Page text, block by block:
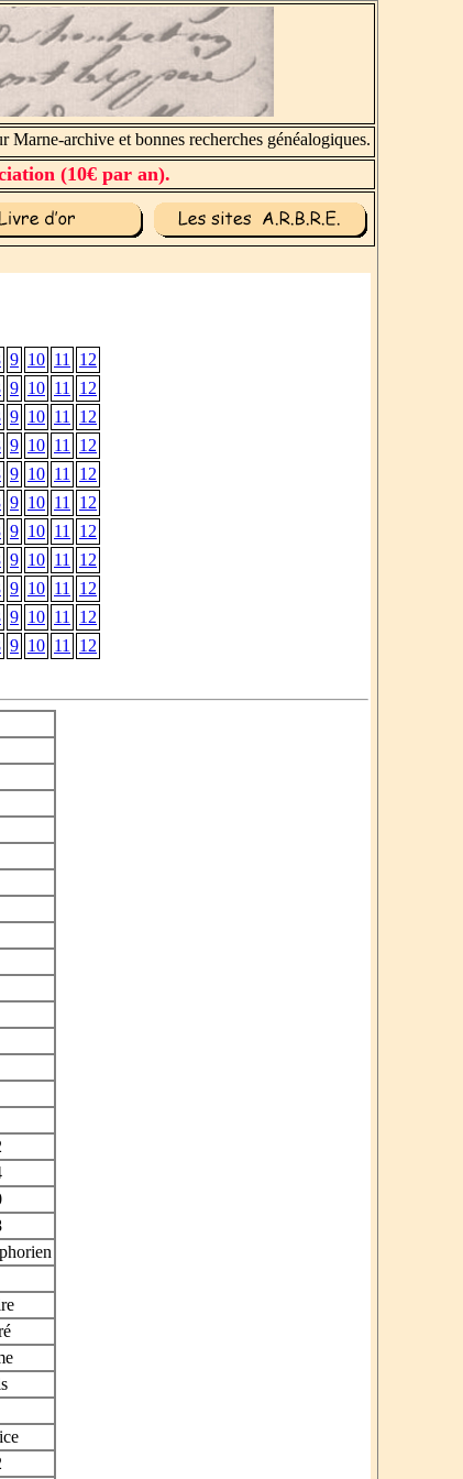
archive et bonnes recherches généalogiques.
(10€ par an).
9 10 11
12
9 10 11
12
9 10 11
12
9 10 11
12
9 10 11
12
9 10 11
12
9 10 11
12
9 10 11
12
9 10 11
12
9 10 11
12
9 10 11
12